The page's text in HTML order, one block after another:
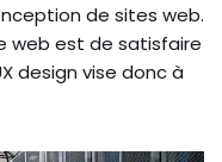
de sites web.
web est de satisfaire
design vise donc à